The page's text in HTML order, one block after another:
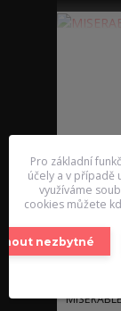
Pro základní
účely a v případě
využíváme
cookies můžete
nezbytné